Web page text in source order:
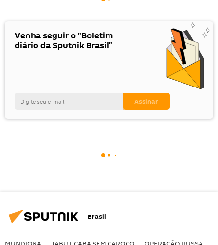
Venha seguir o "Boletim
diário da Sputnik Brasil"
Brasil